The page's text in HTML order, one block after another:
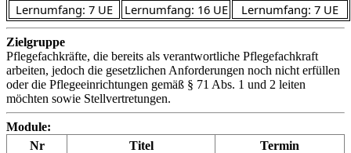
Lernumfang: 7 UE Lernumfang: 16 UE Lernumfang: 7 UE
Zielgruppe
Pflegefachkräfte, die bereits als verantwortliche Pflegefachkraft
arbeiten, jedoch die gesetzlichen Anforderungen noch nicht erfüllen
oder die Pflegeeinrichtungen gemäß § 71 Abs. 1 und 2 leiten
möchten sowie Stellvertretungen.
Module:
Nr
Titel Termin